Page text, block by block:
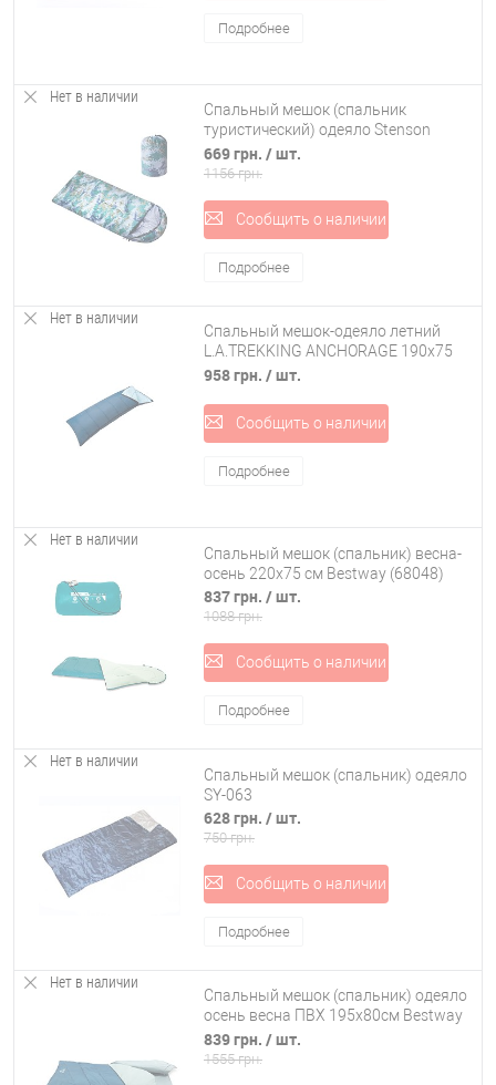
Подробнее
Нет в наличии
Спальный мешок (спальник
туристический) одеяло Stenson
демисезонный (YFP546)
669 грн. / шт.
1156 грн.
Сообщить о наличии
Подробнее
Нет в наличии
Спальный мешок-одеяло летний
L.A.TREKKING ANCHORAGE 190x75
см (82231)
958 грн. / шт.
Сообщить о наличии
Подробнее
Нет в наличии
Спальный мешок (спальник) весна-
осень 220х75 см Bestway (68048)
837 грн. / шт.
1088 грн.
Сообщить о наличии
Подробнее
Нет в наличии
Спальный мешок (спальник) одеяло
SY-063
628 грн. / шт.
750 грн.
Сообщить о наличии
Подробнее
Нет в наличии
Спальный мешок (спальник) одеяло
осень весна ПВХ 195х80см Bestway
(68051)
839 грн. / шт.
1555 грн.